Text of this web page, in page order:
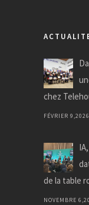
chez
FÉVRIER 9,2026
de la table
NOVEMBRE